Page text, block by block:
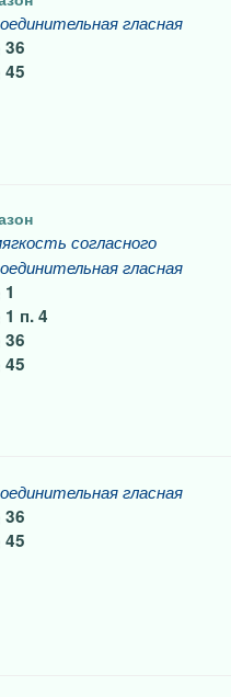
гласная
36
45
согласного
гласная
1 п. 4
36
45
гласная
36
45